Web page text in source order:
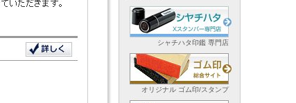
シャチハタ印鑑 専門店
オリジナル ゴム印/スタンプ